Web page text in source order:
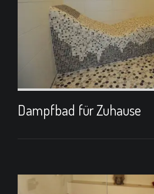
Dampfbad für Zuhause